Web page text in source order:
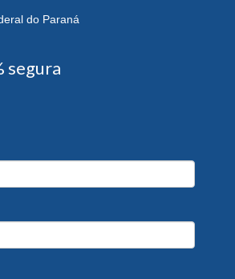
do Paraná
segura